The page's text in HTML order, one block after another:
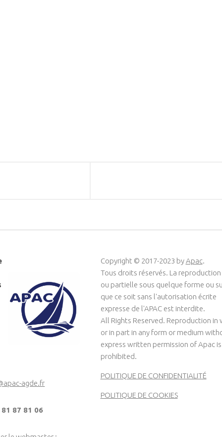
agde.fr
87 81 06
Copyright © 2017-2023 byApac.
Tous droits réservés. La
ou partielle sous quelque forme ou
que ce soit sans l'autorisation écrite
expresse de l'APAC est interdite.
All Rights Reserved. Reproduction in
or in part in any form or medium
express written permission of Apac is
prohibited.
POLITIQUE DE CONFIDENTIALITÉ
POLITIQUE DE COOKIES